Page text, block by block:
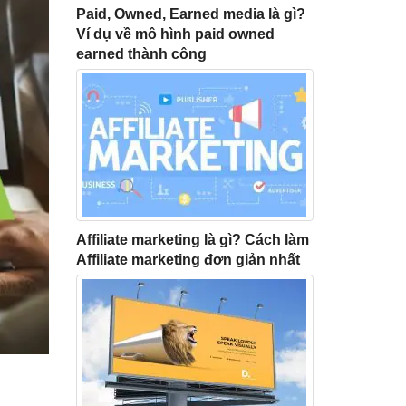
Paid, Owned, Earned media là gì?
Ví dụ về mô hình paid owned
earned thành công
Affiliate marketing là gì? Cách làm
Affiliate marketing đơn giản nhất